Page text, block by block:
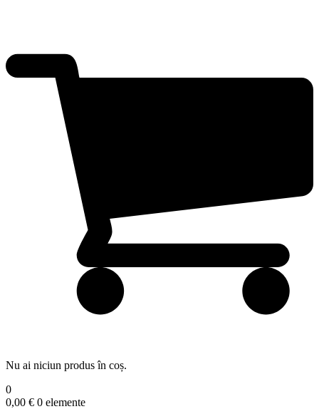
Nu ai niciun produs în coș.
0
0,00 € 0 elemente